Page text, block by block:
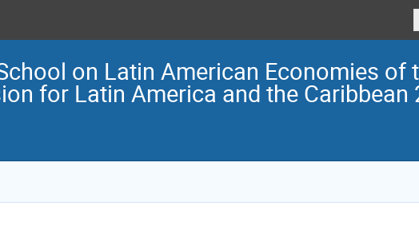
on Latin American Economies of
for Latin America and the Caribbean